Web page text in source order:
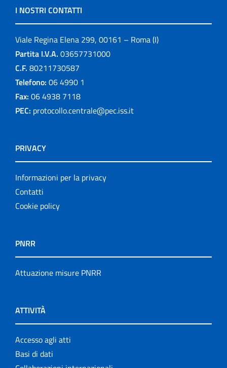
I NOSTRI CONTATTI
Viale Regina Elena 299, 00161 – Roma (I)
Partita I.V.A. 03657731000
C.F. 80211730587
Telefono: 06 4990 1
Fax: 06 4938 7118
PEC: protocollo.centrale@pec.iss.it
PRIVACY
Informazioni per la privacy
Contatti
Cookie policy
PNRR
Attuazione misure PNRR
ATTIVITÀ
Accesso agli atti
Basi di dati